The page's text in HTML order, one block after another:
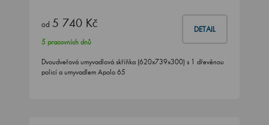
od 5 740 Kč DETAIL
5 pracovních dnů
Dvoudveřová umyvadlová skříňka (620x739x300) s 1 dřevěnou
policí a umyvadlem Apolo 65